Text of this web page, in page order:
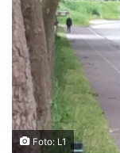
Foto: L1